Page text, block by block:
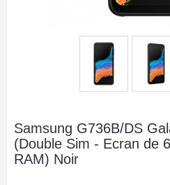
Samsung G736B/DS
(Double Sim - Ecran de
RAM) Noir